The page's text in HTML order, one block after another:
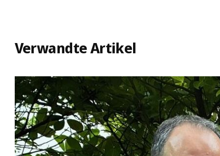
Verwandte Artikel